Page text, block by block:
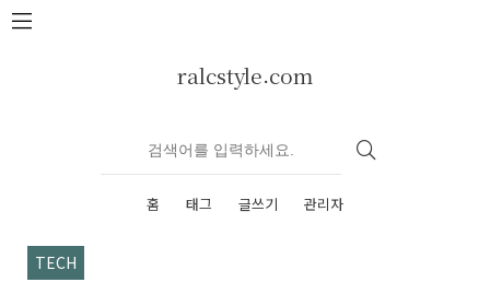
본문 바로가기
ralcstyle.com
홈 태그 글쓰기 관리자
TECH